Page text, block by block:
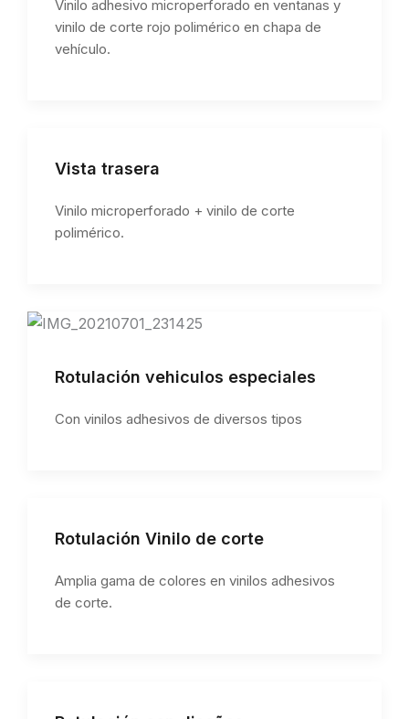
Vinilo adhesivo microperforado en ventanas y
vinilo de corte rojo polimérico en chapa de
vehículo.
Vista trasera
Vinilo microperforado + vinilo de corte
polimérico.
Rotulación vehiculos especiales
Con vinilos adhesivos de diversos tipos
Rotulación Vinilo de corte
Amplia gama de colores en vinilos adhesivos
de corte.